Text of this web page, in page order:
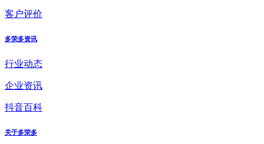
客户评价
多荣多资讯
行业动态
企业资讯
抖音百科
关于多荣多